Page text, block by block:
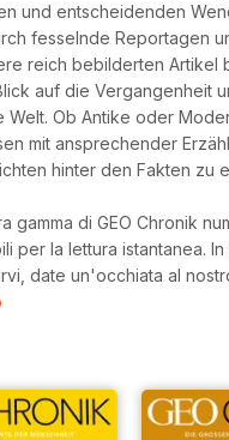
und entscheidenden
fesselnde Reportagen
reich bebilderten Artikel
auf die Vergangenheit
Welt. Ob Antike oder
mit ansprechender
hinter den Fakten zu
gamma di GEO Chronik
per la lettura istantanea. In
date un'occhiata al